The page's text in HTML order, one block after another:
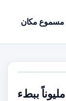
مسموع مكان